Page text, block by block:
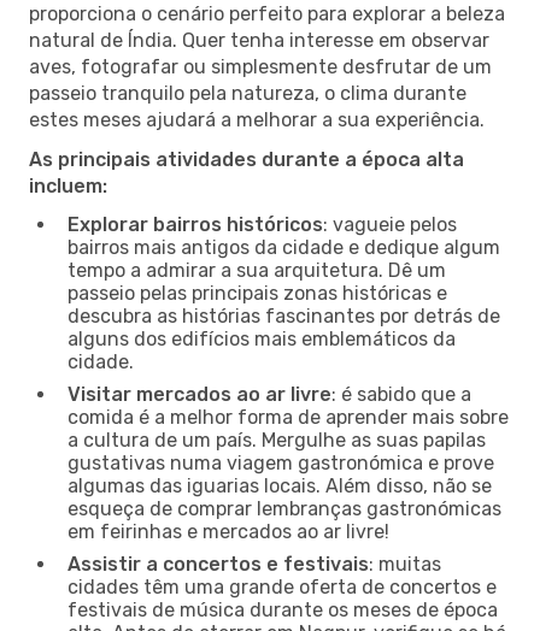
proporciona o cenário perfeito para explorar a beleza
natural de Índia. Quer tenha interesse em observar
aves, fotografar ou simplesmente desfrutar de um
passeio tranquilo pela natureza, o clima durante
estes meses ajudará a melhorar a sua experiência.
As principais atividades durante a época alta
incluem:
Explorar bairros históricos: vagueie pelos
bairros mais antigos da cidade e dedique algum
tempo a admirar a sua arquitetura. Dê um
passeio pelas principais zonas históricas e
descubra as histórias fascinantes por detrás de
alguns dos edifícios mais emblemáticos da
cidade.
Visitar mercados ao ar livre: é sabido que a
comida é a melhor forma de aprender mais sobre
a cultura de um país. Mergulhe as suas papilas
gustativas numa viagem gastronómica e prove
algumas das iguarias locais. Além disso, não se
esqueça de comprar lembranças gastronómicas
em feirinhas e mercados ao ar livre!
Assistir a concertos e festivais: muitas
cidades têm uma grande oferta de concertos e
festivais de música durante os meses de época